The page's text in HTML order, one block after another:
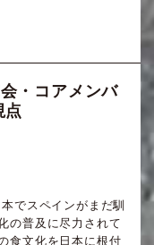
・コアメンバ
点
でスペインがまだ馴
の普及に尽力されて
食文化を日本に根付